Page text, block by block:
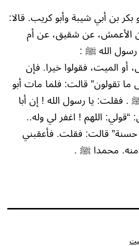
أبو بكر بن أبي شيبة وأبو كريب. قالا:
الأعمش، عن شقيق، عن أم
الله ﷺ :
أو الميت، فقولوا خيرا. فإن
ما تقولون” قالت: فلما مات أبو
. فقلت: يا رسول الله ! إن أبا
اللهم ! اغفر لي وله..
حسنة” قالت: فقلت. فأعقبني
منه. محمدا ﷺ .